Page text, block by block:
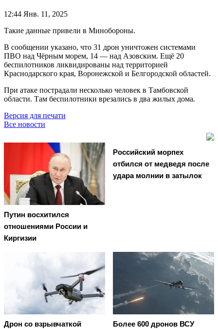
12:44 Янв. 11, 2025
Такие данные привели в Минобороны.
В сообщении указано, что 31 дрон уничтожен системами
ПВО над Чёрным морем, 14 — над Азовским. Ещё 20
беспилотников ликвидированы над территорией
Краснодарского края, Воронежской и Белгородской областей.
При атаке пострадали несколько человек в Тамбовской
области. Там беспилотники врезались в два жилых дома.
Версия для печати
Все новости
Путин восхитился
отношениями России и
Киргизии
Российский морпех
отбился от медведя после
удара молнии в затылок
Дрон со взрывчаткой
Более 600 дронов ВСУ